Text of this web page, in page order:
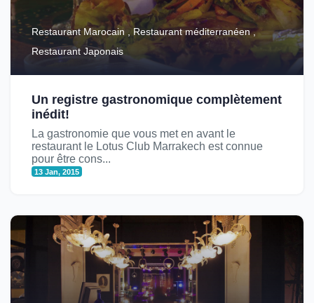
Restaurant Marocain , Restaurant méditerranéen ,
Restaurant Japonais
Un registre gastronomique complètement
inédit!
La gastronomie que vous met en avant le
restaurant le Lotus Club Marrakech est connue
pour être cons...
13 Jan, 2015